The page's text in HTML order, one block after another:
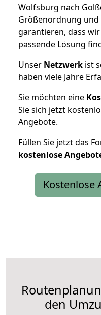
Wolfsburg nach
Größenordnung
garantieren, dass
passende Lösung
Unser Netzwerk ist
haben viele Jahre
Sie möchten eine
Sie sich jetzt
Angebote.
Füllen Sie jetzt das
kostenlose
Kostenlose
den